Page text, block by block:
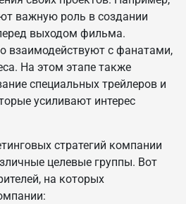
важную роль в создании
выходом фильма.
взаимодействуют с фанатами,
На этом этапе также
специальных трейлеров и
усиливают интерес
стратегий компании
целевые группы. Вот
на которых